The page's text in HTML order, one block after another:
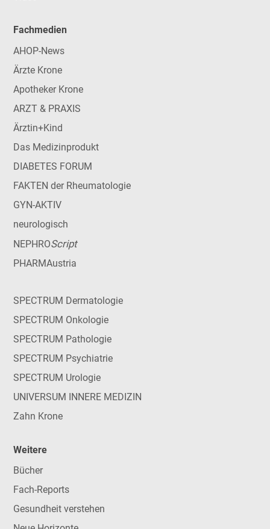
Fachmedien
AHOP-News
Ärzte Krone
Apotheker Krone
ARZT & PRAXIS
Ärztin+Kind
Das Medizinprodukt
DIABETES FORUM
FAKTEN der Rheumatologie
GYN-AKTIV
neurologisch
NEPHROScript
PHARMAustria
SPECTRUM Dermatologie
SPECTRUM Onkologie
SPECTRUM Pathologie
SPECTRUM Psychiatrie
SPECTRUM Urologie
UNIVERSUM INNERE MEDIZIN
Zahn Krone
Weitere
Bücher
Fach-Reports
Gesundheit verstehen